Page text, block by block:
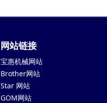
网站链接
宝惠机械网站
Brother网站
Star 网站
GOM网站